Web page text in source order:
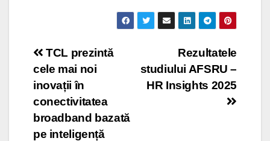
Post
navigation
Rezultatele
studiului AFSRU –
HR Insights 2025
TCL prezintă
cele mai noi
inovații în
conectivitatea
broadband bazată
pe inteligență